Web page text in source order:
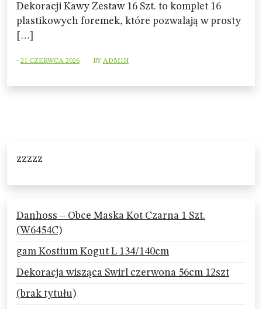
Dekoracji Kawy Zestaw 16 Szt. to komplet 16
plastikowych foremek, które pozwalają w prosty
[…]
- 21 CZERWCA 2026 BYADMIN
zzzzz
Danhoss – Obce Maska Kot Czarna 1 Szt.
(W6454C)
gam Kostium Kogut L 134/140cm
Dekoracja wisząca Swirl czerwona 56cm 12szt
(brak tytułu)